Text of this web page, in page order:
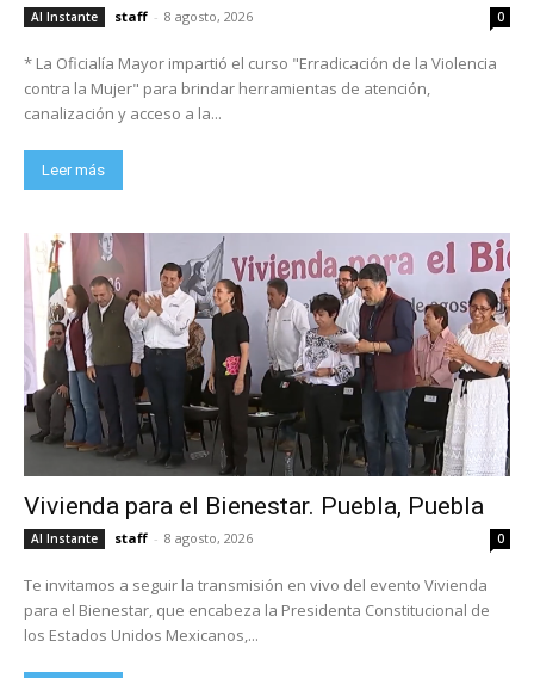
Al Instante staff - 8 agosto, 2026 0
* La Oficialía Mayor impartió el curso "Erradicación de la Violencia
contra la Mujer" para brindar herramientas de atención,
canalización y acceso a la...
Leer más
Vivienda para el Bienestar. Puebla, Puebla
Al Instante staff - 8 agosto, 2026 0
Te invitamos a seguir la transmisión en vivo del evento Vivienda
para el Bienestar, que encabeza la Presidenta Constitucional de
los Estados Unidos Mexicanos,...